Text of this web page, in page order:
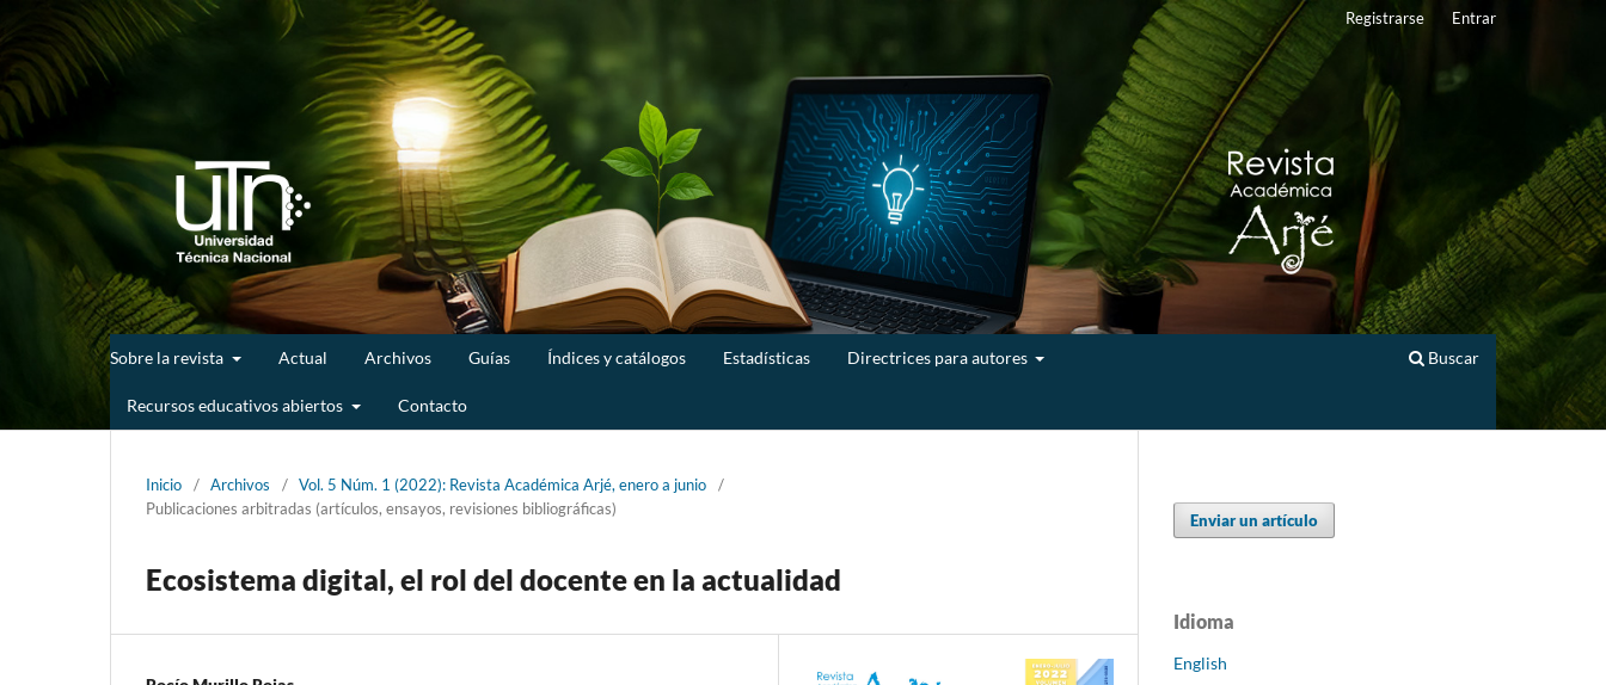
Sobre la revista Actual Archivos Guías Índices y catálogos Estadísticas Directrices para autores
Recursos educativos abiertos Contacto
Buscar
Registrarse Entrar
Inicio / Archivos / Vol. 5 Núm. 1 (2022): Revista Académica Arjé, enero a junio
/
Publicaciones arbitradas (artículos, ensayos, revisiones bibliográficas)
Ecosistema digital, el rol del docente en la actualidad
Enviar un artículo
Idioma
English